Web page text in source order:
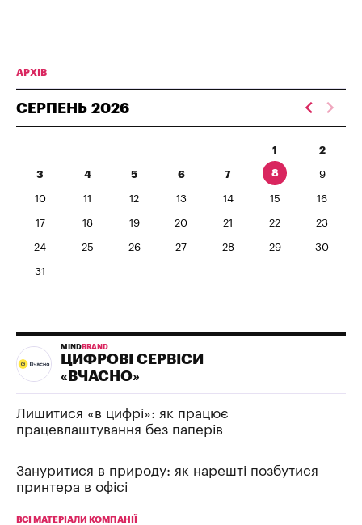
АРХІВ
СЕРПЕНЬ 2026
1 2
3 4 5 6 7 8 9
10 11 12 13 14 15 16
17 18 19 20 21 22 23
24 25 26 27 28 29 30
31
MIND BRAND
ЦИФРОВІ СЕРВІСИ
«ВЧАСНО»
Лишитися «в цифрі»: як працює
працевлаштування без паперів
Зануритися в природу: як нарешті позбутися
принтера в офісі
ВСІ МАТЕРІАЛИ КОМПАНІЇ